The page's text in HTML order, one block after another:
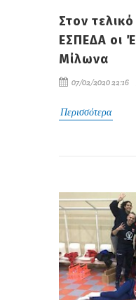
Στον
ΕΣΠΕΔΑ οι
Μίλωνα
07/02/2020 22:16
Περισσότερα